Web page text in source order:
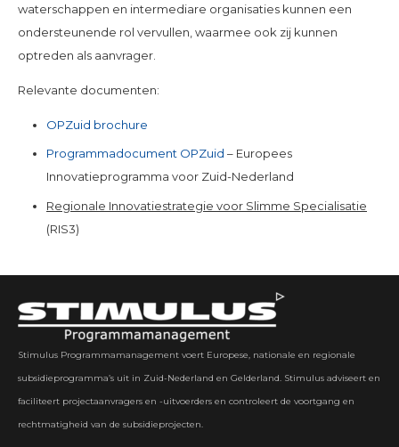
waterschappen en intermediare organisaties kunnen een
ondersteunende rol vervullen, waarmee ook zij kunnen
optreden als aanvrager.
Relevante documenten:
OPZuid brochure
Programmadocument OPZuid – Europees
Innovatieprogramma voor Zuid-Nederland
Regionale Innovatiestrategie voor Slimme Specialisatie
(RIS3)
Stimulus Programmamanagement voert Europese, nationale en regionale
subsidieprogramma’s uit in Zuid-Nederland en Gelderland. Stimulus adviseert en
faciliteert projectaanvragers en -uitvoerders en controleert de voortgang en
rechtmatigheid van de subsidieprojecten.